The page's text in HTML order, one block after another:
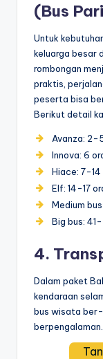
(Bus
Untuk
keluarga besar
rombongan
praktis,
peserta bisa
Berikut detail
Avanza: 2-
Innova: 6
Hiace: 7-14
Elf: 14-17
Medium
Big bus:
4.
Dalam paket
kendaraan
bus wisata